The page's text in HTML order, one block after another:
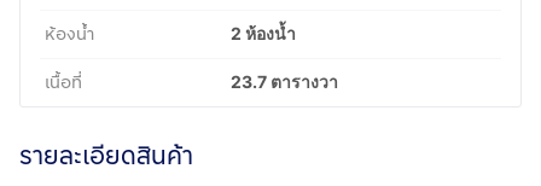
ห้องน้ำ 2 ห้องน้ำ
เนื้อที่ 23.7 ตารางวา
รายละเอียดสินค้า